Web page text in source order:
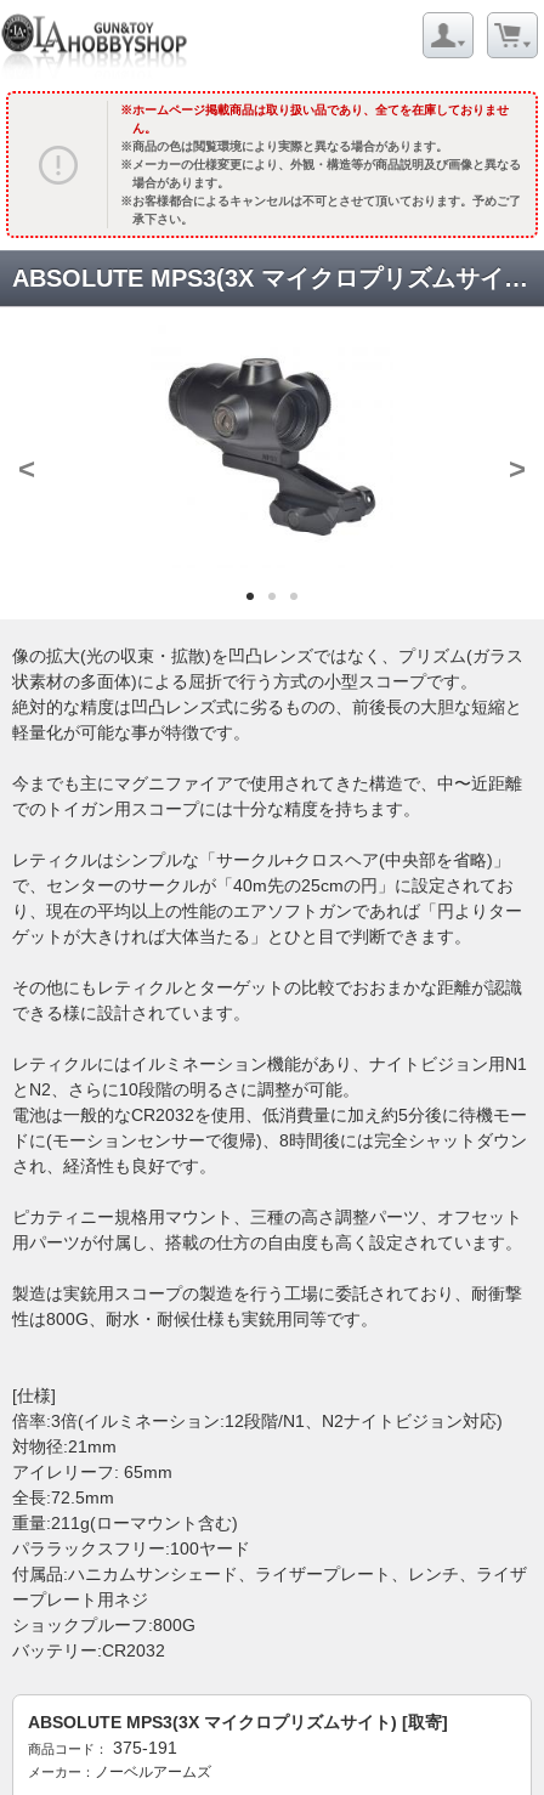
ホームページ掲載商品は取り扱い品であり、全てを在庫しておりませ
ん。
商品の色は閲覧環境により実際と異なる場合があります。
メーカーの仕様変更により、外観・構造等が商品説明及び画像と異なる
場合があります。
お客様都合によるキャンセルは不可とさせて頂いております。予めご了
承下さい。
ABSOLUTE MPS3(3X マイクロプリズムサイト) [取寄]
< >
像の拡大(光の収束・拡散)を凹凸レンズではなく、プリズム(ガラス
状素材の多面体)による屈折で行う方式の小型スコープです。
絶対的な精度は凹凸レンズ式に劣るものの、前後長の大胆な短縮と
軽量化が可能な事が特徴です。
今までも主にマグニファイアで使用されてきた構造で、中〜近距離
でのトイガン用スコープには十分な精度を持ちます。
レティクルはシンプルな「サークル+クロスヘア(中央部を省略)」
で、センターのサークルが「40m先の25cmの円」に設定されてお
り、現在の平均以上の性能のエアソフトガンであれば「円よりター
ゲットが大きければ大体当たる」とひと目で判断できます。
その他にもレティクルとターゲットの比較でおおまかな距離が認識
できる様に設計されています。
レティクルにはイルミネーション機能があり、ナイトビジョン用N1
とN2、さらに10段階の明るさに調整が可能。
電池は一般的なCR2032を使用、低消費量に加え約5分後に待機モー
ドに(モーションセンサーで復帰)、8時間後には完全シャットダウン
され、経済性も良好です。
ピカティニー規格用マウント、三種の高さ調整パーツ、オフセット
用パーツが付属し、搭載の仕方の自由度も高く設定されています。
製造は実銃用スコープの製造を行う工場に委託されており、耐衝撃
性は800G、耐水・耐候仕様も実銃用同等です。
[仕様]
倍率:3倍(イルミネーション:12段階/N1、N2ナイトビジョン対応)
対物径:21mm
アイレリーフ: 65mm
全長:72.5mm
重量:211g(ローマウント含む)
パララックスフリー:100ヤード
付属品:ハニカムサンシェード、ライザープレート、レンチ、ライザ
ープレート用ネジ
ショックプルーフ:800G
バッテリー:CR2032
ABSOLUTE MPS3(3X マイクロプリズムサイト) [取寄]
商品コード： 375-191
メーカー： ノーベルアームズ